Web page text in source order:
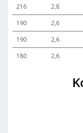
216
2,8
190
2,6
190
2,6
180
2,6